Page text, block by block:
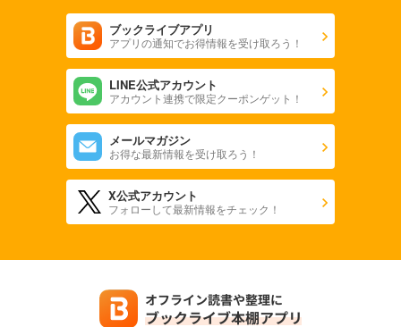
ブックライブアプリ
アプリの通知でお得情報を受け取ろう！
LINE公式アカウント
アカウント連携で限定クーポンゲット！
メールマガジン
お得な最新情報を受け取ろう！
X公式アカウント
フォローして最新情報をチェック！